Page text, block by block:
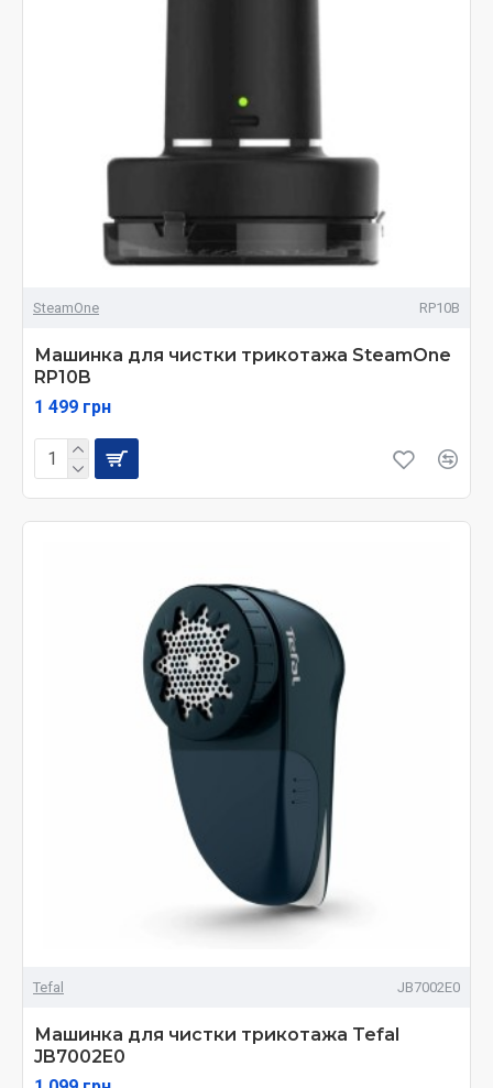
SteamOne RP10B
Машинка для чистки трикотажа SteamOne
RP10B
1 499 грн
Tefal JB7002E0
Машинка для чистки трикотажа Tefal
JB7002E0